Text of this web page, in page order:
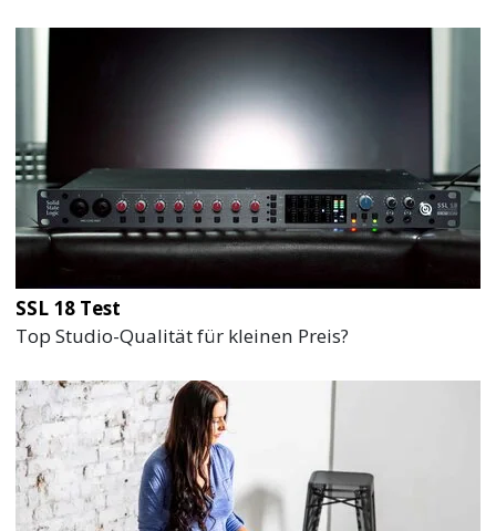
SSL 18 Test
Top Studio-Qualität für kleinen Preis?